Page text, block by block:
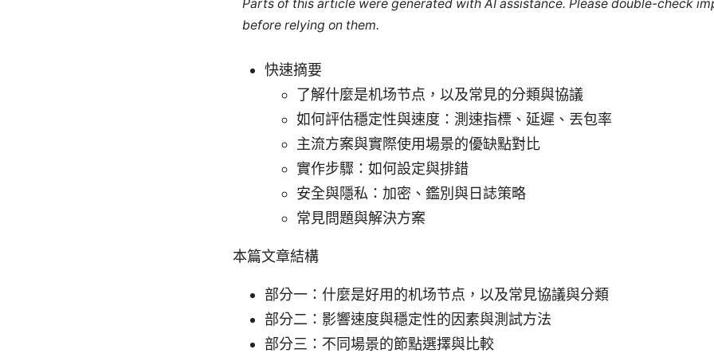
Parts of this article were generated with AI assistance. Please double-check
before relying on them.
快速摘要
了解什麼是机场节点，以及常見的分類與協議
如何評估穩定性與速度：測速指標、延遲、丟包率
主流方案與實際使用場景的優缺點對比
實作步驟：如何設定與排錯
安全與隱私：加密、鑑別與日誌策略
常見問題與解決方案
本篇文章結構
部分一：什麼是好用的机场节点，以及常見協議與分類
部分二：影響速度與穩定性的因素與測試方法
部分三：不同場景的節點選擇與比較